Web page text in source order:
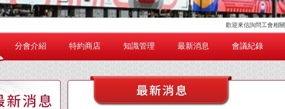
分會介紹 特約商店 知識管理 最新消息 會議紀錄
歡迎來信詢問工會相關